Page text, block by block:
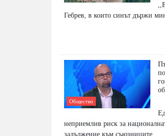
Гебрев, в които синът държи
Общество
неприемлив риск за
задължение към съюзниците